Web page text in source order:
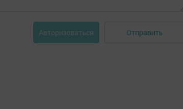
Авторизоваться Отправить